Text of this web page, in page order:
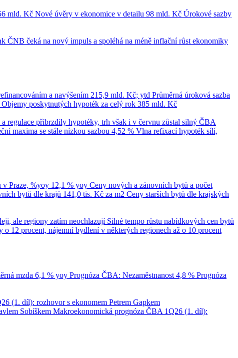
mld. Kč Nové úvěry v ekonomice v detailu 98 mld. Kč Úrokové sazby
ČNB čeká na nový impuls a spoléhá na méně inflační růst ekonomiky
a navýšením 215,9 mld. Kč; ytd Průměrná úroková sazba
Objemy poskytnutých hypoték za celý rok 385 mld. Kč
regulace přibrzdily hypotéky, trh však i v červnu zůstal silný ČBA
maxima se stále nízkou sazbou 4,52 % Vlna refixací hypoték sílí,
Praze, %yoy 12,1 % yoy Ceny nových a zánovních bytů a počet
bytů dle krajů 141,0 tis. Kč za m2 Ceny starších bytů dle krajských
ale regiony zatím neochlazují Silné tempo růstu nabídkových cen bytů
12 procent, nájemní bydlení v některých regionech až o 10 procent
mzda 6,1 % yoy Prognóza ČBA: Nezaměstnanost 4,8 % Prognóza
(1. díl): rozhovor s ekonomem Petrem Gapkem
Sobíškem Makroekonomická prognóza ČBA 1Q26 (1. díl):